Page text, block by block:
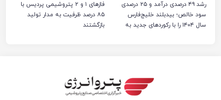
رشد ۴۹ درصدی درآمد و ۲۵ درصدی
سود خالص؛ بیدبلند خلیج‌فارس
سال ۱۴۰۴ را با رکوردهای جدید به
فازهای ۱ و ۲ پتروشیمی پردیس با
۸۵ درصد ظرفیت به مدار تولید
بازگشتند